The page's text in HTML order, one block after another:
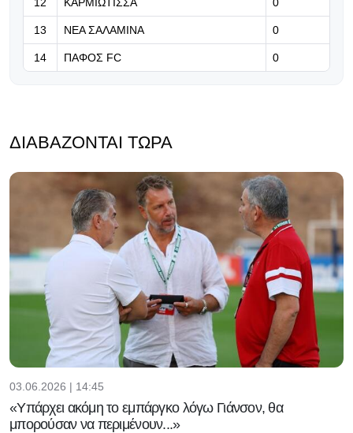
13 ΝΕΑ ΣΑΛΑΜΙΝΑ 0
14 ΠΑΦΟΣ FC 0
ΔΙΑΒΆΖΟΝΤΑΙ ΤΏΡΑ
03.06.2026 | 14:45
«Υπάρχει ακόμη το εμπάργκο λόγω Γιάνσον, θα
μπορούσαν να περιμένουν...»